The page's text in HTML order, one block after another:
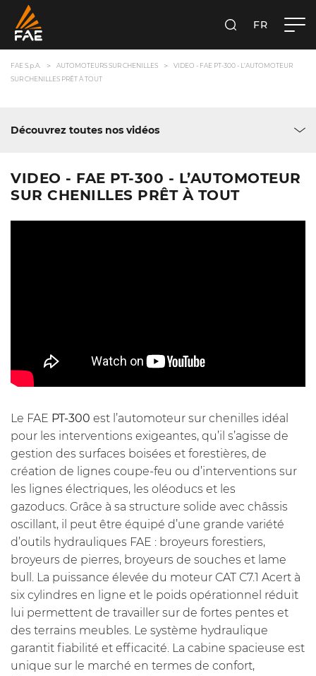
RECHERCHER
FR
FAE S.p.A. AUTOMOTEURS SUR CHENILLES
VIDEO - FAE PT-300 - L’AUTOMOTEUR
SUR CHENILLES PRÊT À TOUT
Découvrez toutes nos vidéos
VIDEO - FAE PT-300 - L’AUTOMOTEUR
SUR CHENILLES PRÊT À TOUT
Le FAE PT-300 est l’automoteur sur chenilles idéal
pour les interventions exigeantes, qu’il s’agisse de
gestion des surfaces boisées et forestières, de
création de lignes coupe-feu ou d’interventions sur
les lignes électriques, les oléoducs et les
gazoducs. Grâce à sa structure solide avec châssis
oscillant, il peut être équipé d’une grande variété
d’outils hydrauliques FAE : broyeurs forestiers,
broyeurs de pierres, broyeurs de souches et lame
bull. La puissance élevée du moteur CAT C7.1 Acert à
six cylindres en ligne et le poids opérationnel réduit
lui permettent de travailler sur de fortes pentes et
des terrains meubles. Le système hydraulique
garantit fiabilité et efficacité. La cabine spacieuse est
unique sur le marché en termes de confort,